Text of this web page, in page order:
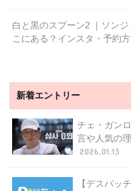
白と黒のスプーン2 ｜ソン
こにある？インスタ・予約
新着エントリー
チェ・ガン
言や人気の
2026.01.13
【デスパッ